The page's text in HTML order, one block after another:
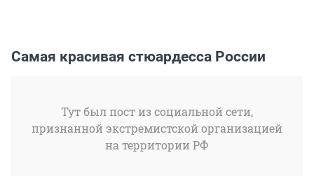
Самая красивая стюардесса России
Тут был пост из социальной сети,
признанной экстремистской организацией
на территории РФ